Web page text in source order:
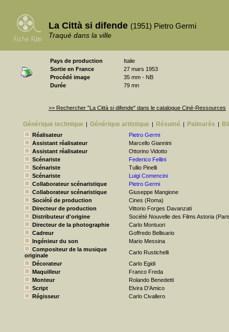
La Città si difende (1951) Pietro Germi
Traqué dans la ville
Pays de production
Italie
Sortie en France
27 mars 1953
Procédé image
35 mm - NB
Durée
79 mn
>> Rechercher "La Città si difende" dans le catalogue Ciné-Ressources
Générique technique | Générique artistique | Résumé | Palmarès |
Réalisateur
Pietro Germi
Assistant réalisateur
Marcello Giannini
Assistant réalisateur
Ottorino Vidotto
Scénariste
Federico Fellini
Scénariste
Tullio Pinelli
Scénariste
Luigi Comencini
Collaborateur scénaristique
Pietro Germi
Collaborateur scénaristique
Giuseppe Mangione
Société de production
Cines (Roma)
Directeur de production
Vittorio Forges Davanzati
Distributeur d'origine
Société Nouvelle des Films Astoria
Directeur de la photographie
Carlo Montuori
Cadreur
Goffredo Bellisario
Ingénieur du son
Mario Messina
Compositeur de la musique
originale
Carlo Rustichelli
Décorateur
Carlo Egidi
Maquilleur
Franco Freda
Monteur
Rolando Benedetti
Script
Elvira D'Amico
Régisseur
Carlo Civallero